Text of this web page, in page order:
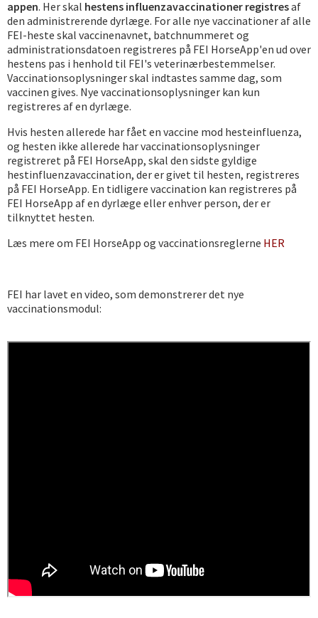
appen. Her skal hestens influenzavaccinationer registresaf
den administrerende dyrlæge. For alle nye vaccinationer af alle
FEI-heste skal vaccinenavnet, batchnummeret og
administrationsdatoen registreres på FEI HorseApp'en ud over
hestens pas i henhold til FEI's veterinærbestemmelser.
Vaccinationsoplysninger skal indtastes samme dag, som
vaccinen gives. Nye vaccinationsoplysninger kan kun
registreres af en dyrlæge.
Hvis hesten allerede har fået en vaccine mod hesteinfluenza,
og hesten ikke allerede har vaccinationsoplysninger
registreret på FEI HorseApp, skal den sidste gyldige
hestinfluenzavaccination, der er givet til hesten, registreres
på FEI HorseApp. En tidligere vaccination kan registreres på
FEI HorseApp af en dyrlæge eller enhver person, der er
tilknyttet hesten.
Læs mere om FEI HorseApp og vaccinationsreglerne HER
FEI har lavet en video, som demonstrerer det nye
vaccinationsmodul: